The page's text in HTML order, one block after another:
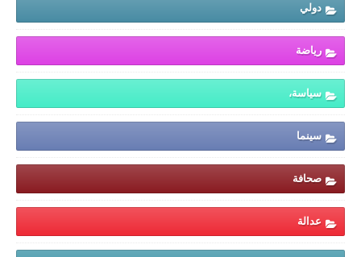
دولي
رياضة
سياسة،
سينما
صحافة
عدالة